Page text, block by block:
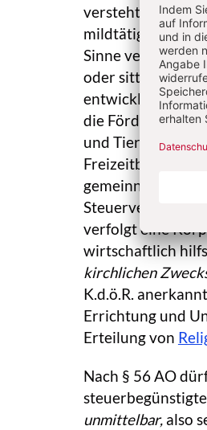
versteht darunter
mildtätige und
Sinne verfolgt
oder sittlichem
die Förderung
und Tierschutz
gemeinnütziger
verfolgt eine
wirtschaftlich
kirchlichen
K.d.ö.R.
Errichtung und
Erteilung von
Nach § 56 AO
unmittelbar,also